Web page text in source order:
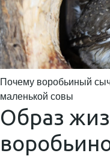
Почему воробьиный
маленькой совы
Образ